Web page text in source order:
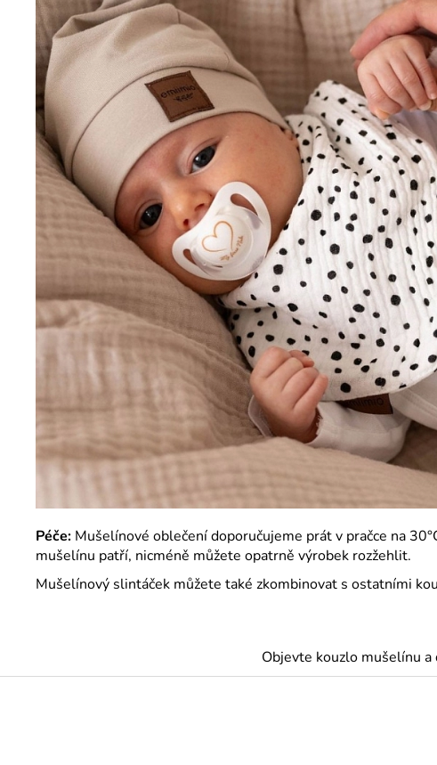
Péče: Mušelínové oblečení doporučujeme prát v pračce na
mušelínu patří, nicméně můžete opatrně výrobek rozžehlit.
Mušelínový slintáček můžete také zkombinovat s ostatními
Objevte kouzlo mušelínu